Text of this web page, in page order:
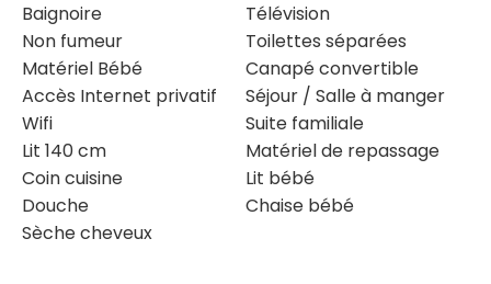
Baignoire
Non fumeur
Matériel Bébé
Accès Internet privatif
Wifi
Lit 140 cm
Coin cuisine
Douche
Sèche cheveux
Télévision
Toilettes séparées
Canapé convertible
Séjour / Salle à manger
Suite familiale
Matériel de repassage
Lit bébé
Chaise bébé